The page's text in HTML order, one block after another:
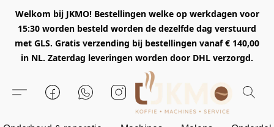
Welkom bij JKMO! Bestellingen welke op werkdagen voor
15:30 worden besteld worden de dezelfde dag verstuurd
met GLS. Gratis verzending bij bestellingen vanaf € 140,00
in NL. Zaterdag leveringen worden door DHL verzorgd.